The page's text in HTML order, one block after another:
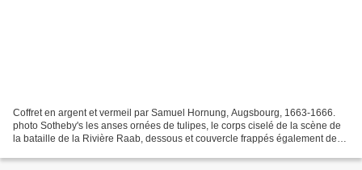
Coffret en argent et vermeil par Samuel Hornung, Augsbourg, 1663-1666.
photo Sotheby's les anses ornées de tulipes, le corps ciselé de la scène de
la bataille de la Rivière Raab, dessous et couvercle frappés également des